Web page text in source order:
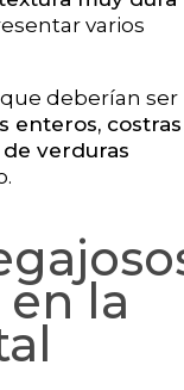
varios
deberían ser
enteros, costras
verduras
la